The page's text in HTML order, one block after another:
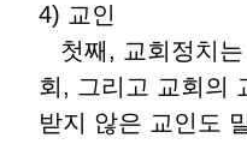
4) 교인
첫째, 교회정치는
회, 그리고 교회의
받지 않은 교인도